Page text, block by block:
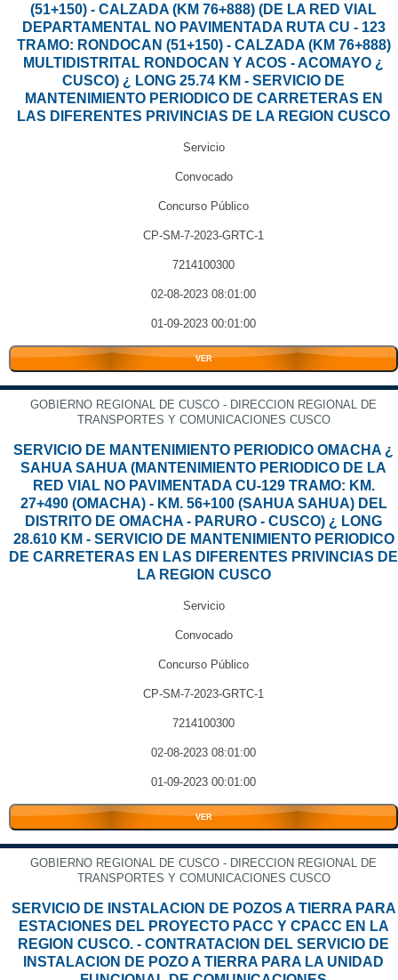
(51+150) - CALZADA (KM 76+888) (DE LA RED VIAL
DEPARTAMENTAL NO PAVIMENTADA RUTA CU - 123
TRAMO: RONDOCAN (51+150) - CALZADA (KM 76+888)
MULTIDISTRITAL RONDOCAN Y ACOS - ACOMAYO ¿
CUSCO) ¿ LONG 25.74 KM - SERVICIO DE
MANTENIMIENTO PERIODICO DE CARRETERAS EN
LAS DIFERENTES PRIVINCIAS DE LA REGION CUSCO
Servicio
Convocado
Concurso Público
CP-SM-7-2023-GRTC-1
7214100300
02-08-2023 08:01:00
01-09-2023 00:01:00
VER
GOBIERNO REGIONAL DE CUSCO - DIRECCION REGIONAL DE
TRANSPORTES Y COMUNICACIONES CUSCO
SERVICIO DE MANTENIMIENTO PERIODICO OMACHA ¿
SAHUA SAHUA (MANTENIMIENTO PERIODICO DE LA
RED VIAL NO PAVIMENTADA CU-129 TRAMO: KM.
27+490 (OMACHA) - KM. 56+100 (SAHUA SAHUA) DEL
DISTRITO DE OMACHA - PARURO - CUSCO) ¿ LONG
28.610 KM - SERVICIO DE MANTENIMIENTO PERIODICO
DE CARRETERAS EN LAS DIFERENTES PRIVINCIAS DE
LA REGION CUSCO
Servicio
Convocado
Concurso Público
CP-SM-7-2023-GRTC-1
7214100300
02-08-2023 08:01:00
01-09-2023 00:01:00
VER
GOBIERNO REGIONAL DE CUSCO - DIRECCION REGIONAL DE
TRANSPORTES Y COMUNICACIONES CUSCO
SERVICIO DE INSTALACION DE POZOS A TIERRA PARA
ESTACIONES DEL PROYECTO PACC Y CPACC EN LA
REGION CUSCO. - CONTRATACION DEL SERVICIO DE
INSTALACION DE POZO A TIERRA PARA LA UNIDAD